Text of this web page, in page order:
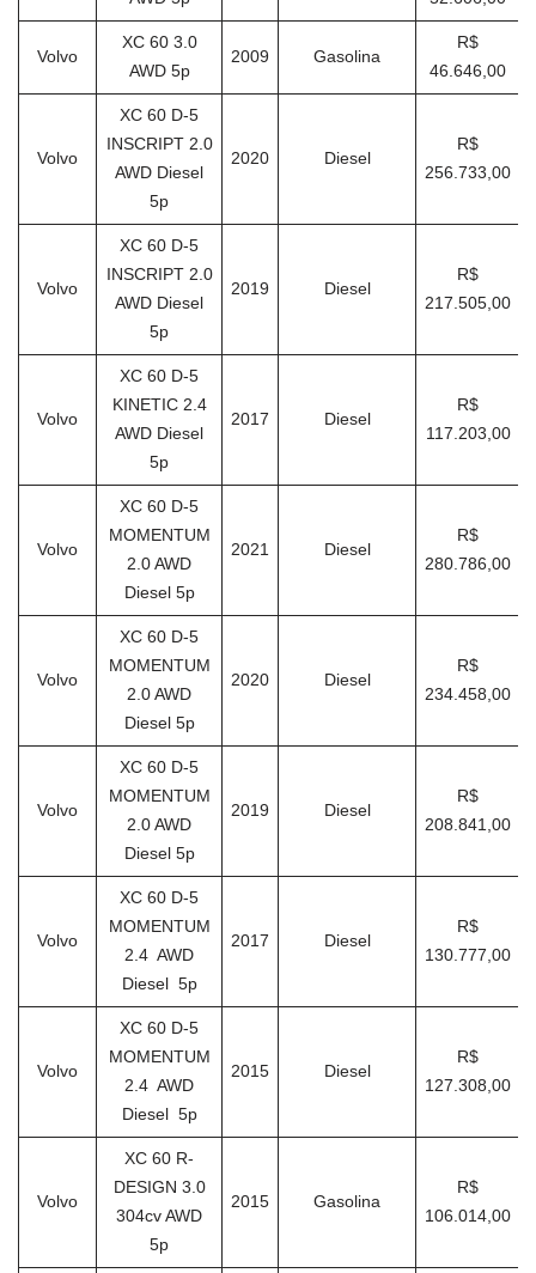
Volvo
XC 60 3.0
AWD 5p
2009 Gasolina
R$
46.646,00
Volvo
XC 60 D-5
INSCRIPT 2.0
AWD Diesel
5p
2020 Diesel
R$
256.733,00
Volvo
XC 60 D-5
INSCRIPT 2.0
AWD Diesel
5p
2019 Diesel
R$
217.505,00
Volvo
XC 60 D-5
KINETIC 2.4
AWD Diesel
5p
2017 Diesel
R$
117.203,00
Volvo
XC 60 D-5
MOMENTUM
2.0 AWD
Diesel 5p
2021 Diesel
R$
280.786,00
Volvo
XC 60 D-5
MOMENTUM
2.0 AWD
Diesel 5p
2020 Diesel
R$
234.458,00
Volvo
XC 60 D-5
MOMENTUM
2.0 AWD
Diesel 5p
2019 Diesel
R$
208.841,00
Volvo
XC 60 D-5
MOMENTUM
2.4 AWD
Diesel 5p
2017 Diesel
R$
130.777,00
Volvo
XC 60 D-5
MOMENTUM
2.4 AWD
Diesel 5p
2015 Diesel
R$
127.308,00
Volvo
XC 60 R-
DESIGN 3.0
304cv AWD
5p
2015 Gasolina
R$
106.014,00